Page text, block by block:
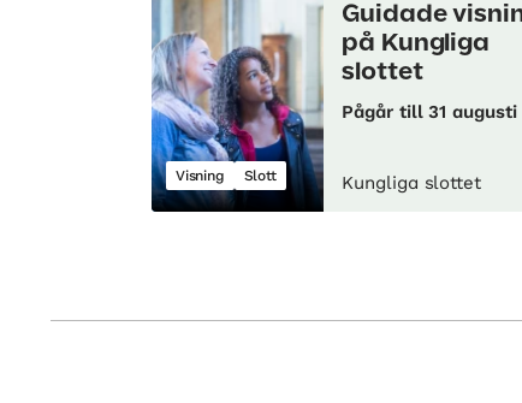
Visning Slott
Guidade
på Kungliga
slottet
Pågår till 31 augusti
Kungliga slottet